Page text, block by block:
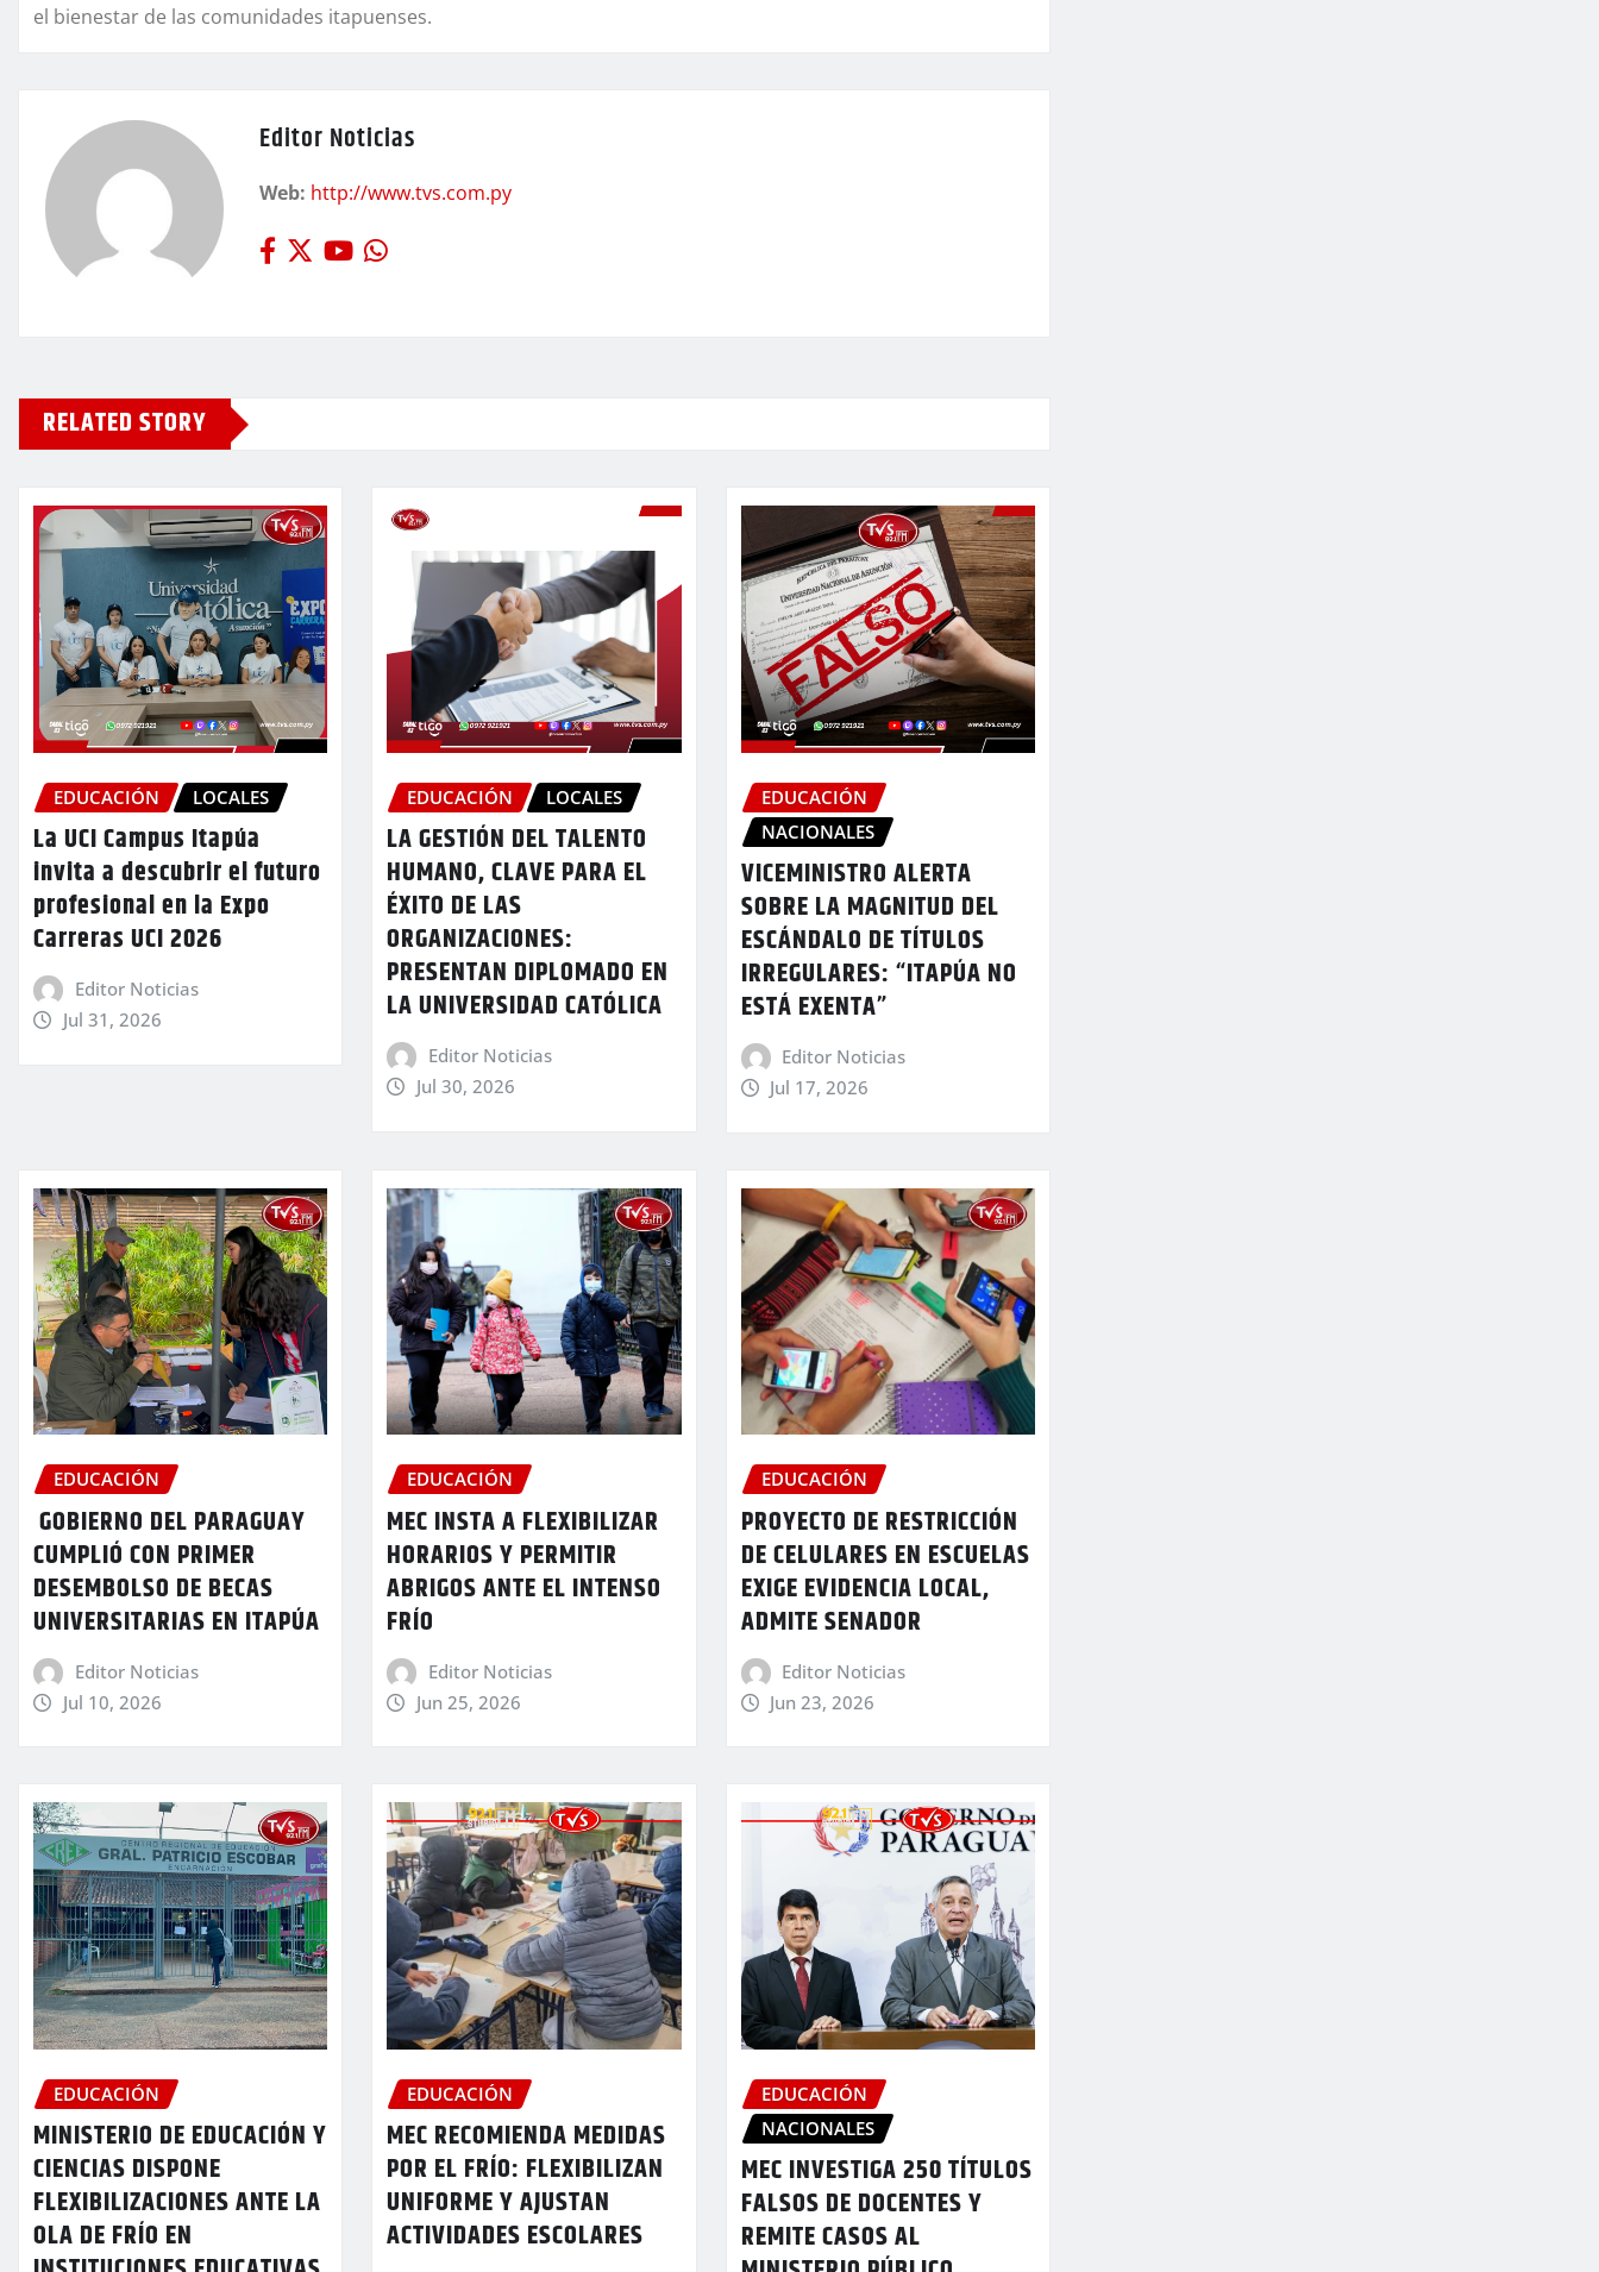
el bienestar de las comunidades itapuenses.
Editor Noticias
Web: http://www.tvs.com.py
RELATED STORY
EDUCACIÓN LOCALES
La UCI Campus Itapúa
invita a descubrir el futuro
profesional en la Expo
Carreras UCI 2026
Editor Noticias
Jul 31, 2026
EDUCACIÓN LOCALES
LA GESTIÓN DEL TALENTO
HUMANO, CLAVE PARA EL
ÉXITO DE LAS
ORGANIZACIONES:
PRESENTAN DIPLOMADO EN
LA UNIVERSIDAD CATÓLICA
Editor Noticias
Jul 30, 2026
EDUCACIÓN
NACIONALES
VICEMINISTRO ALERTA
SOBRE LA MAGNITUD DEL
ESCÁNDALO DE TÍTULOS
IRREGULARES: “ITAPÚA NO
ESTÁ EXENTA”
Editor Noticias
Jul 17, 2026
EDUCACIÓN
GOBIERNO DEL PARAGUAY
CUMPLIÓ CON PRIMER
DESEMBOLSO DE BECAS
UNIVERSITARIAS EN ITAPÚA
Editor Noticias
Jul 10, 2026
EDUCACIÓN
MEC INSTA A FLEXIBILIZAR
HORARIOS Y PERMITIR
ABRIGOS ANTE EL INTENSO
FRÍO
Editor Noticias
Jun 25, 2026
EDUCACIÓN
PROYECTO DE RESTRICCIÓN
DE CELULARES EN ESCUELAS
EXIGE EVIDENCIA LOCAL,
ADMITE SENADOR
Editor Noticias
Jun 23, 2026
EDUCACIÓN
MINISTERIO DE EDUCACIÓN Y
CIENCIAS DISPONE
FLEXIBILIZACIONES ANTE LA
OLA DE FRÍO EN
EDUCACIÓN
MEC RECOMIENDA MEDIDAS
POR EL FRÍO: FLEXIBILIZAN
UNIFORME Y AJUSTAN
ACTIVIDADES ESCOLARES
EDUCACIÓN
NACIONALES
MEC INVESTIGA 250 TÍTULOS
FALSOS DE DOCENTES Y
REMITE CASOS AL